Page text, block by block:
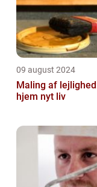
09 august 2024
Maling af
hjem nyt liv